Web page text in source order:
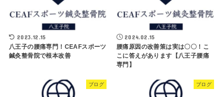
2023.12.15
八王子の腰痛専門！CEAFスポーツ
鍼灸整骨院で根本改善
2024.02.15
腰痛原因の改善策は実は〇〇！こ
こに答えがあります【八王子腰痛
専門】
ブログ ブログ